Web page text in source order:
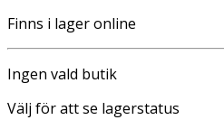
Finns i lager online
Ingen vald butik
Välj för att se lagerstatus